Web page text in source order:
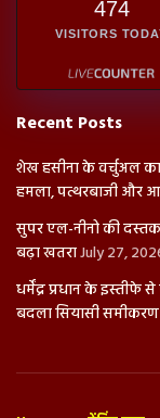
474
VISITORS
Recent Posts
शेख हसीना के वर्चुअल
हमला, पत्थरबाजी और
सुपर एल-नीनो की
बढ़ा खतराJuly 27,
धर्मेंद्र प्रधान के
बदला सियासी समीकरण